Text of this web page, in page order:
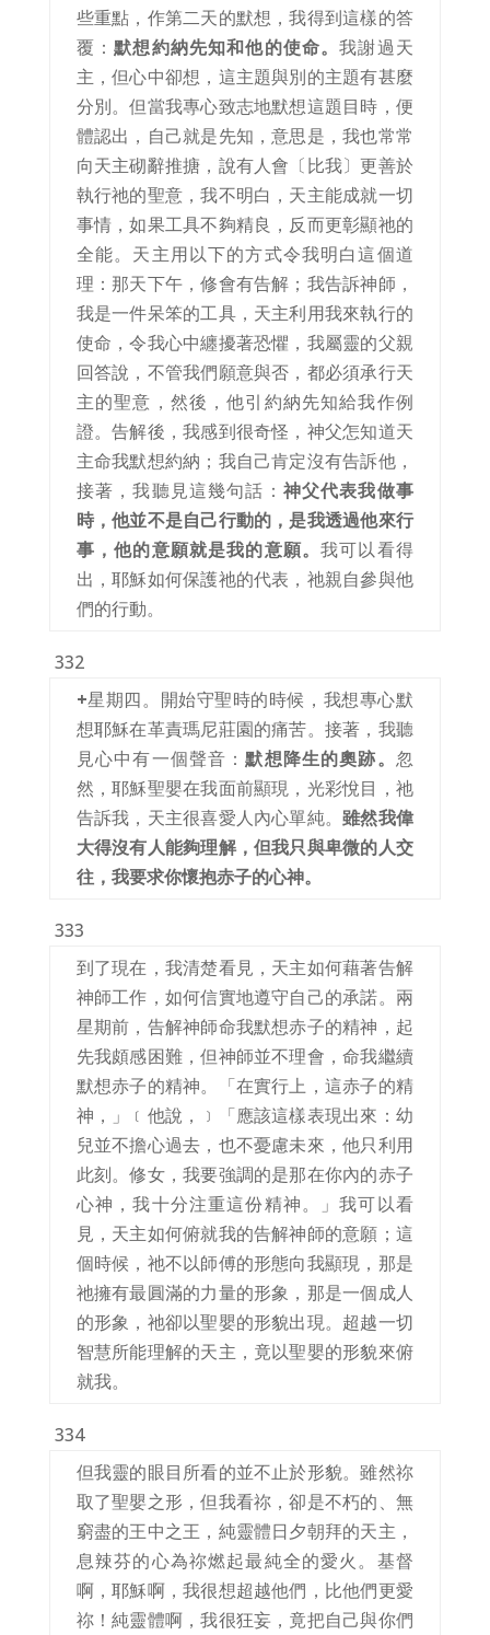
些重點，作第二天的默想，我得到這樣的答
覆：默想約納先知和他的使命。我謝過天
主，但心中卻想，這主題與別的主題有甚麼
分別。但當我專心致志地默想這題目時，便
體認出，自己就是先知，意思是，我也常常
向天主砌辭推搪，說有人會〔比我〕更善於
執行祂的聖意，我不明白，天主能成就一切
事情，如果工具不夠精良，反而更彰顯祂的
全能。天主用以下的方式令我明白這個道
理：那天下午，修會有告解；我告訴神師，
我是一件呆笨的工具，天主利用我來執行的
使命，令我心中纏擾著恐懼，我屬靈的父親
回答說，不管我們願意與否，都必須承行天
主的聖意，然後，他引約納先知給我作例
證。告解後，我感到很奇怪，神父怎知道天
主命我默想約納；我自己肯定沒有告訴他，
接著，我聽見這幾句話： 神父代表我做事
時，他並不是自己行動的，是我透過他來行
事，他的意願就是我的意願。我可以看得
出，耶穌如何保護祂的代表，祂親自參與他
們的行動。
332
+星期四。開始守聖時的時候，我想專心默
想耶穌在革責瑪尼莊園的痛苦。接著，我聽
見心中有一個聲音：默想降生的奧跡。 忽
然，耶穌聖嬰在我面前顯現，光彩悅目，祂
告訴我，天主很喜愛人內心單純。雖然我偉
大得沒有人能夠理解，但我只與卑微的人交
往，我要求你懷抱赤子的心神。
333
到了現在，我清楚看見，天主如何藉著告解
神師工作，如何信實地遵守自己的承諾。兩
星期前，告解神師命我默想赤子的精神，起
先我頗感困難，但神師並不理會，命我繼續
默想赤子的精神。「在實行上，這赤子的精
神，」﹝他說，﹞「應該這樣表現出來：幼
兒並不擔心過去，也不憂慮未來，他只利用
此刻。修女，我要強調的是那在你內的赤子
心神，我十分注重這份精神。」我可以看
見，天主如何俯就我的告解神師的意願；這
個時候，祂不以師傅的形態向我顯現，那是
祂擁有最圓滿的力量的形象，那是一個成人
的形象，祂卻以聖嬰的形貌出現。超越一切
智慧所能理解的天主，竟以聖嬰的形貌來俯
就我。
334
但我靈的眼目所看的並不止於形貌。雖然祢
取了聖嬰之形，但我看祢，卻是不朽的、無
窮盡的王中之王，純靈體日夕朝拜的天主，
息辣芬的心為祢燃起最純全的愛火。基督
啊，耶穌啊，我很想超越他們，比他們更愛
祢！純靈體啊，我很狂妄，竟把自己與你們